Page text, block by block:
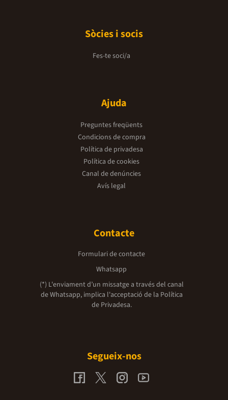
Sòcies i socis
Fes-te soci/a
Ajuda
Preguntes freqüents
Condicions de compra
Política de privadesa
Política de cookies
Canal de denúncies
Avís legal
Contacte
Formulari de contacte
Whatsapp
(*) L'enviament d’un missatge a través del canal
de Whatsapp, implica l'acceptació de la Política
de Privadesa.
Segueix-nos